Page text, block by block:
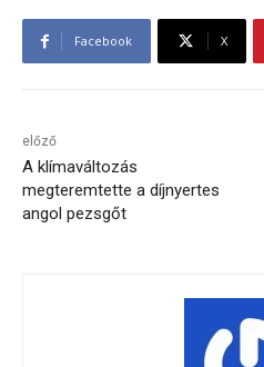
Facebook X
előző
A klímaváltozás
megteremtette a díjnyertes
angol pezsgőt